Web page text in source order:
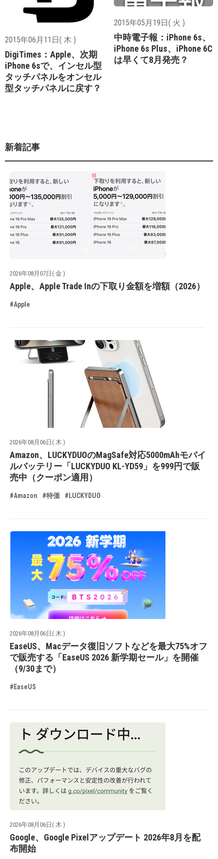
2015年06月11日( 木 )
DigiTimes：Apple、次期
iPhone 6sで、インセル型
タッチパネルをオンセル
型タッチパネルに戻す？
2015年05月19日( 火 )
中時電子報：iPhone 6s、
iPhone 6s Plus、iPhone 6C
は早くて8月発売？
新着記事
2026年08月07日( 金 )
Apple、Apple Trade Inの下取り金額を増額（2026）
#Apple
2026年08月06日( 木 )
Amazon、LUCKYDUOのMagSafe対応5000mAhモバイ
ルバッテリー「LUCKYDUO KL-YD59」を999円で販
売中（クーポン適用）
#Amazon #特価 #LUCKYDUO
2026年08月06日( 木 )
EaseUS、Macデータ復旧ソフトなどを最大75%オフ
で販売する「EaseUS 2026 新学期セール」を開催
（9/30まで）
#EaseUS
2026年08月06日( 木 )
Google、Google Pixelアップデート 2026年8月を配
布開始